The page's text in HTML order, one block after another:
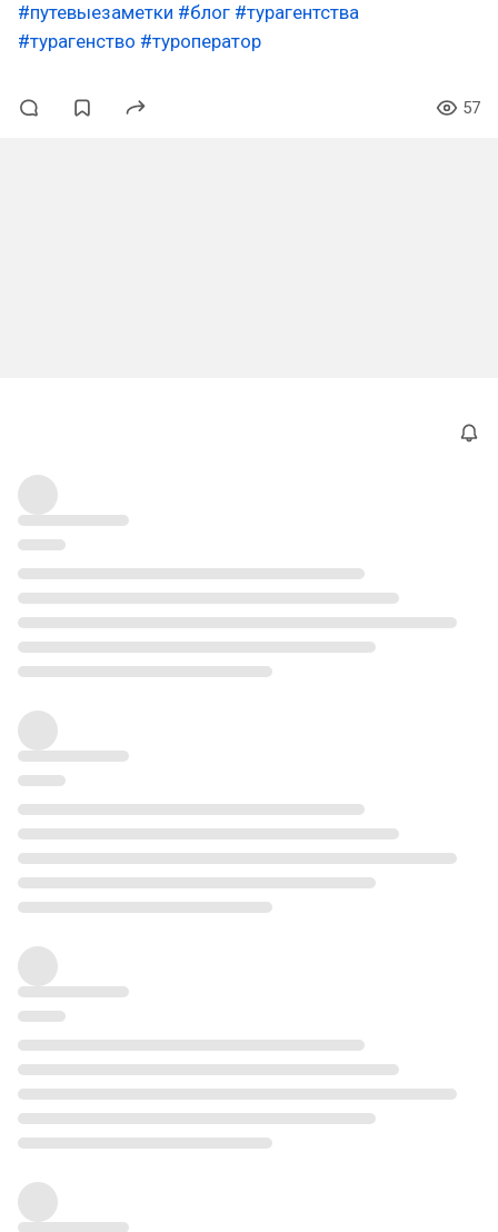
#путевыезаметки #блог #турагентства
#турагенство #туроператор
57